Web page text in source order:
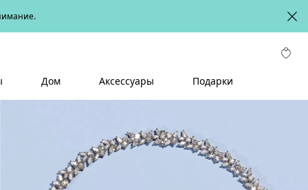
Дом Аксессуары Подарки